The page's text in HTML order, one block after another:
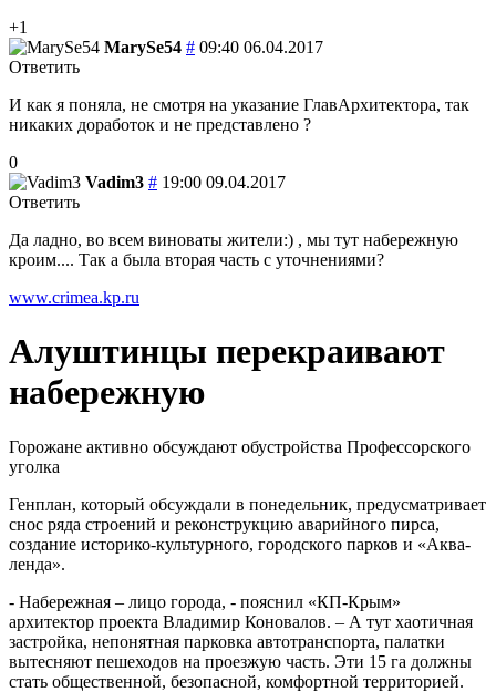
+1
MarySe54 # 09:40 06.04.2017
Ответить
И как я поняла, не смотря на указание ГлавАрхитектора, так
никаких доработок и не представлено ?
0
Vadim3 # 19:00 09.04.2017
Ответить
Да ладно, во всем виноваты жители:) , мы тут набережную
кроим.... Так а была вторая часть с уточнениями?
www.crimea.kp.ru
Алуштинцы перекраивают
набережную
Горожане активно обсуждают обустройства Профессорского
уголка
Генплан, который обсуждали в понедельник, предусматривает
снос ряда строений и реконструкцию аварийного пирса,
создание историко-культурного, городского парков и «Аква-
ленда».
- Набережная – лицо города, - пояснил «КП-Крым»
архитектор проекта Владимир Коновалов. – А тут хаотичная
застройка, непонятная парковка автотранспорта, палатки
вытесняют пешеходов на проезжую часть. Эти 15 га должны
стать общественной, безопасной, комфортной территорией.